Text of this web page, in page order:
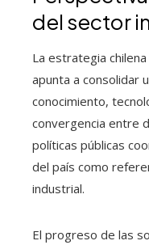
del sector
La estrategia
apunta a consolidar
conocimiento,
convergencia entre
políticas públicas
del país como
industrial.
El progreso de las